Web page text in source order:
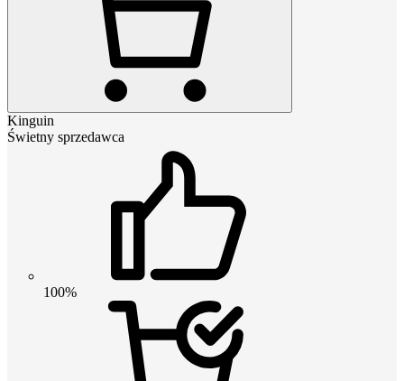
Kinguin
Świetny sprzedawca
100%